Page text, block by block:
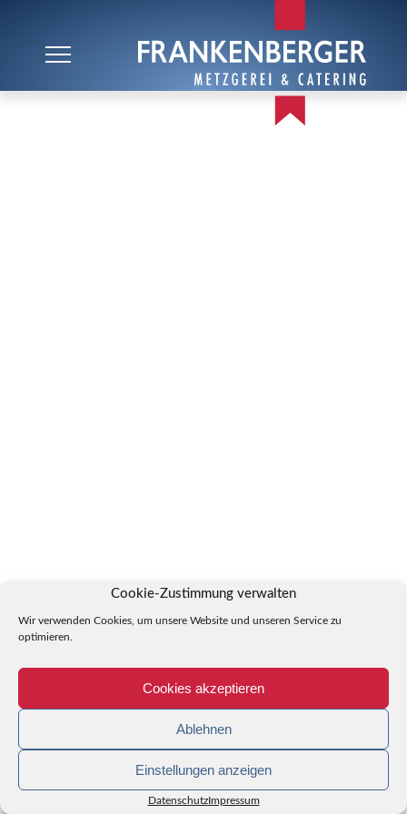
Cookie-Zustimmung verwalten
Wir verwenden Cookies, um unsere Website und unseren Service zu
optimieren.
Cookies akzeptieren
Ablehnen
Einstellungen anzeigen
DatenschutzImpressum